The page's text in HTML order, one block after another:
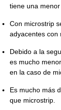
tiene una menor
Con microstrip
adyacentes con
Debido a la
es mucho
en la caso de
Es mucho más
que microstrip.